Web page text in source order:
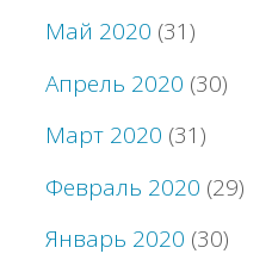
Май 2020 (31)
Апрель 2020 (30)
Март 2020 (31)
Февраль 2020 (29)
Январь 2020 (30)